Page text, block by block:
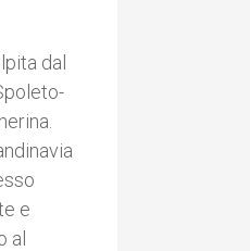
dal
e
al